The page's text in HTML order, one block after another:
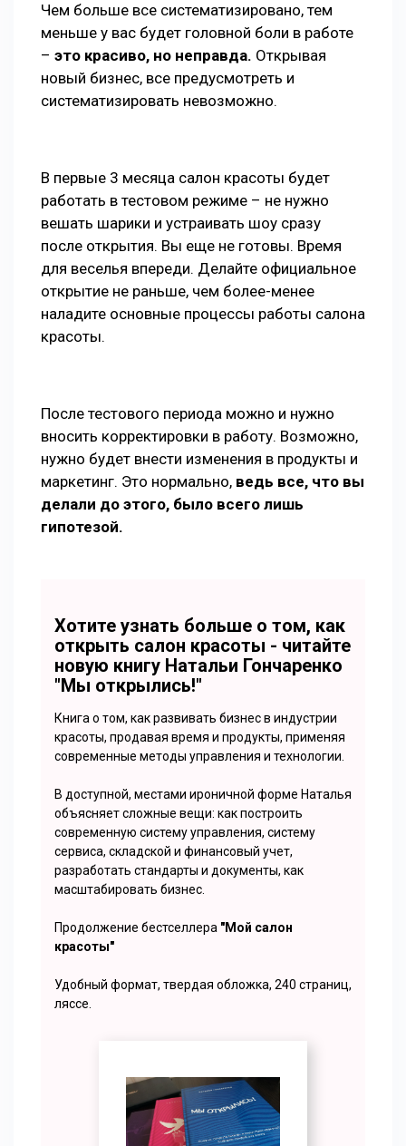
Чем больше все систематизировано, тем
меньше у вас будет головной боли в работе
– это красиво, но неправда. Открывая
новый бизнес, все предусмотреть и
систематизировать невозможно.
В первые 3 месяца салон красоты будет
работать в тестовом режиме – не нужно
вешать шарики и устраивать шоу сразу
после открытия. Вы еще не готовы. Время
для веселья впереди. Делайте официальное
открытие не раньше, чем более-менее
наладите основные процессы работы салона
красоты.
После тестового периода можно и нужно
вносить корректировки в работу. Возможно,
нужно будет внести изменения в продукты и
маркетинг. Это нормально, ведь все, что вы
делали до этого, было всего лишь
гипотезой.
Хотите узнать больше о том, как
открыть салон красоты - читайте
новую книгу Натальи Гончаренко
"Мы открылись!"
Книга о том, как развивать бизнес в индустрии
красоты, продавая время и продукты, применяя
современные методы управления и технологии.
В доступной, местами ироничной форме Наталья
объясняет сложные вещи: как построить
современную систему управления, систему
сервиса, складской и финансовый учет,
разработать стандарты и документы, как
масштабировать бизнес.
Продолжение бестселлера "Мой салон
красоты"
Удобный формат, твердая обложка, 240 страниц,
ляссе.